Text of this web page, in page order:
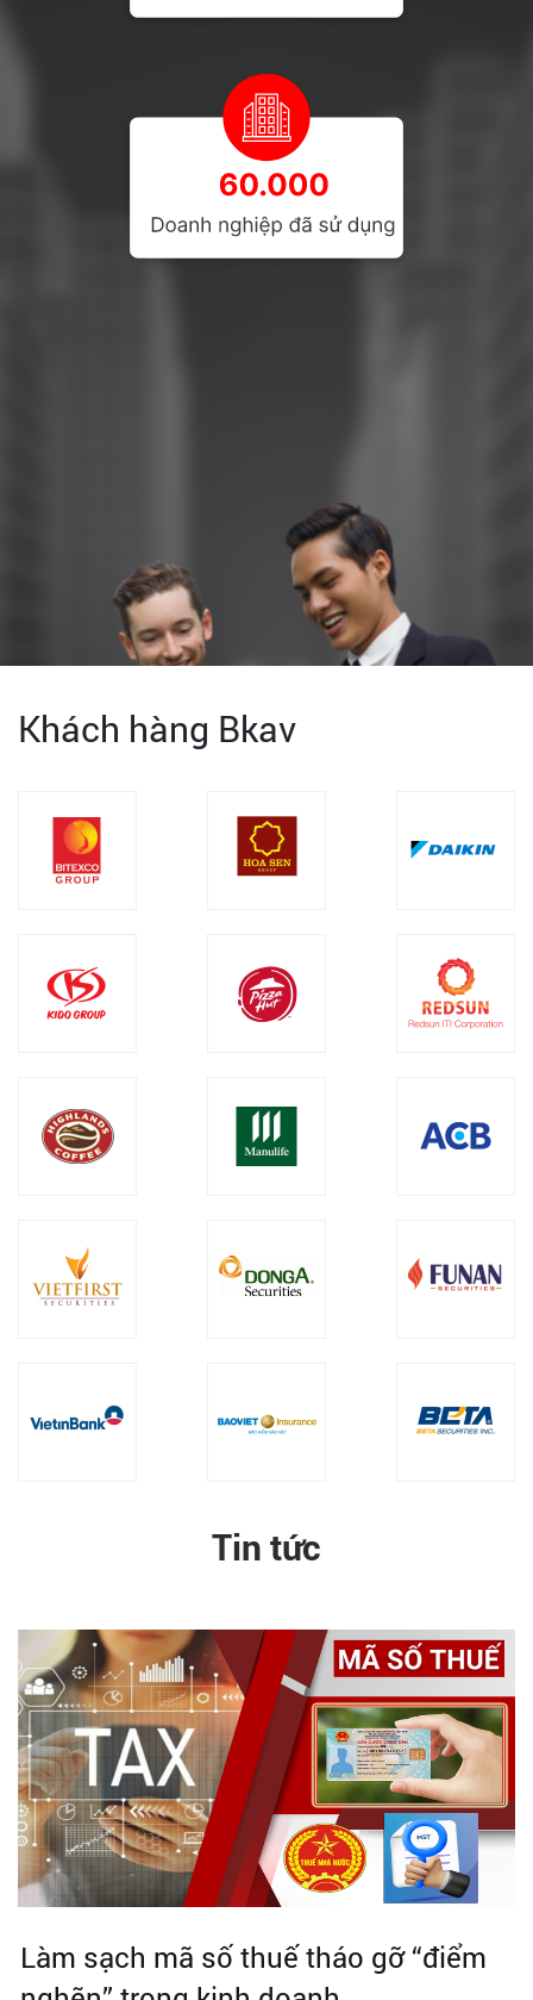
Khách hàng Bkav
Tin tức
Làm sạch mã số thuế tháo gỡ “điểm